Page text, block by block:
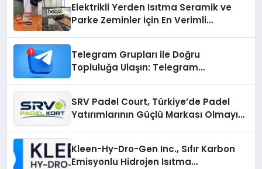
Elektrikli Yerden Isıtma Seramik ve
Parke Zeminler İçin En Verimli
Telegram Grupları ile Doğru
Topluluğa Ulaşın: Telegram
SRV Padel Court, Türkiye’de Padel
Yatırımlarının Güçlü Markası Olmayı
Kleen-Hy-Dro-Gen Inc., Sıfır Karbon
Emisyonlu Hidrojen Isıtma